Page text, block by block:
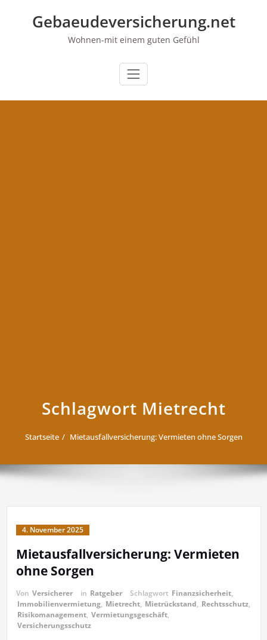
Gebaeudeversicherung.net
Wohnen-mit einem guten Gefühl
Schlagwort Mietrecht
Startseite Mietausfallversicherung: Vermieten ohne Sorgen
4. November 2025
Mietausfallversicherung: Vermieten
ohne Sorgen
Von Versicherer in Ratgeber Schlagwort Finanzsicherheit,
Immobilienvermietung, Mietrecht, Mietrückstand, Rechtsschutz,
Risikomanagement, Vermietungsgeschäft,
Versicherungsschutz